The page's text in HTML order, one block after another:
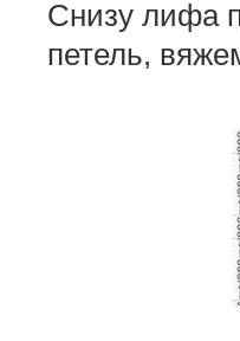
Снизу лифа
петель,